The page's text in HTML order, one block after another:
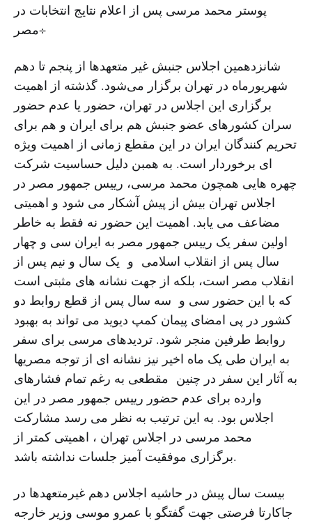
پوستر محمد مرسی پس از اعلام نتایج انتخابات در
مصر÷
شانزدهمین اجلاس جنبش غیر متعهدها از پنجم تا دهم
شهریورماه در تهران برگزار می‌شود. گذشته از اهمیت
برگزاری این اجلاس در تهران، حضور یا عدم حضور
سران کشورهای عضو جنبش هم برای ایران و هم برای
تحریم کنندگان ایران در این مقطع زمانی از اهمیت ویژه
ای برخوردار است. به همبن دلیل حساسیت شرکت
چهره هایی همچون محمد مرسی، رییس جمهور مصر در
اجلاس تهران بیش از پیش آشکار می شود و اهمیتی
مضاعف می یابد. اهمیت این حضور نه فقط به خاطر
اولین سفر یک رییس جمهور مصر به ایران سی و چهار
سال پس از انقلاب اسلامی و یک سال و نیم پس از
انقلاب مصر است، بلکه از جهت نشانه های مثبتی است
که با این حضور سی و سه سال پس از قطع روابط دو
کشور در پی امضای پیمان کمپ دیوید می تواند به بهبود
روابط طرفین منجر شود. تردیدهای مرسی برای سفر
به ایران طی یک ماه اخیر نیز نشانه ای از توجه مصریها
به آثار این سفر در چنین مقطعی به رغم تمام فشارهای
وارده برای عدم حضور رییس جمهور مصر در این
اجلاس بود. به این ترتیب به نظر می رسد مشارکت
محمد مرسی در اجلاس تهران ، اهمیتی کمتر از
برگزاری موفقیت آمیز جلسات نداشته باشد.
بیست سال پیش در حاشیه اجلاس دهم غیرمتعهدها در
جاکارتا فرصتی جهت گفتگو با عمرو موسی وزیر خارجه